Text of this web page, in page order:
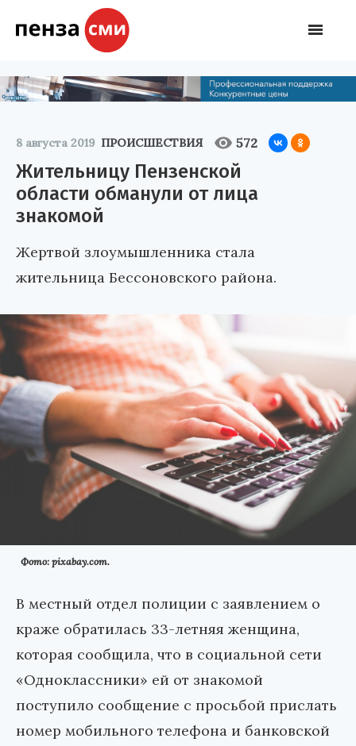
8 августа 2019 ПРОИСШЕСТВИЯ 572
Жительницу Пензенской
области обманули от лица
знакомой
Жертвой злоумышленника стала
жительница Бессоновского района.
Фото: pixabay.com.
В местный отдел полиции с заявлением о
краже обратилась 33-летняя женщина,
которая сообщила, что в социальной сети
«Одноклассники» ей от знакомой
поступило сообщение с просьбой прислать
номер мобильного телефона и банковской